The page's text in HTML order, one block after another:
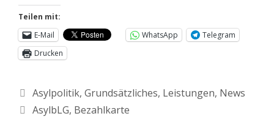
Teilen mit:
E-Mail
WhatsApp
Telegram
Drucken
Kategorien
Asylpolitik, Grundsätzliches, Leistungen, News
Schlagwörter
AsylbLG, Bezahlkarte